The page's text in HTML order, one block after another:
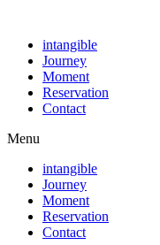
intangible
Journey
Moment
Reservation
Contact
Menu
intangible
Journey
Moment
Reservation
Contact